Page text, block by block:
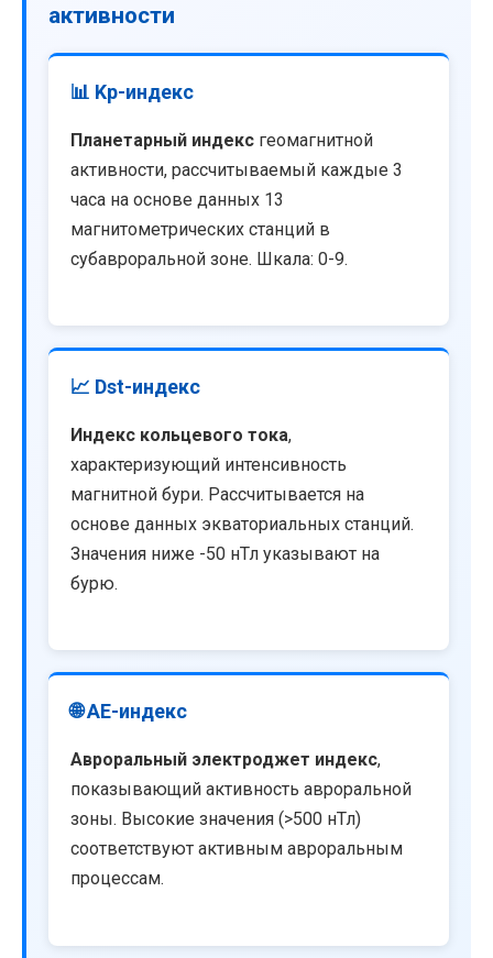
активности
📊 Kp-индекс
Планетарный индекс геомагнитной
активности, рассчитываемый каждые 3
часа на основе данных 13
магнитометрических станций в
субавроральной зоне. Шкала: 0-9.
📈 Dst-индекс
Индекс кольцевого тока,
характеризующий интенсивность
магнитной бури. Рассчитывается на
основе данных экваториальных станций.
Значения ниже -50 нТл указывают на
бурю.
🌐 AE-индекс
Авроральный электроджет индекс,
показывающий активность авроральной
зоны. Высокие значения (>500 нТл)
соответствуют активным авроральным
процессам.